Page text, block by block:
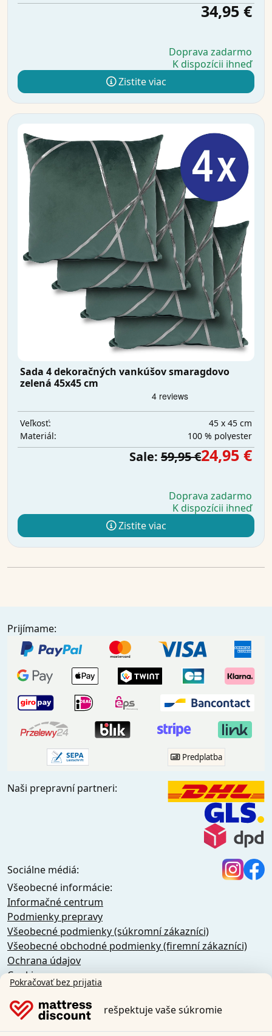
34,95 €
Doprava zadarmo
K dispozícii ihneď
Zistite viac
Sada 4 dekoračných vankúšov smaragdovo
zelená 45x45 cm
Veľkosť:
45 x 45 cm
Materiál:
100 % polyester
Sale: 59,95 €24,95 €
Doprava zadarmo
K dispozícii ihneď
Zistite viac
Prijímame:
Predplatba
Naši prepravní partneri:
Sociálne médiá:
Všeobecné informácie:
Informačné centrum
Podmienky prepravy
Všeobecné podmienky (súkromní zákazníci)
Všeobecné obchodné podmienky (firemní zákazníci)
Ochrana údajov
Cookies
Zásady zrušenia
Odtlačok
Odstúpiť od zmluvy
Pokračovať bez prijatia
rešpektuje vaše súkromie